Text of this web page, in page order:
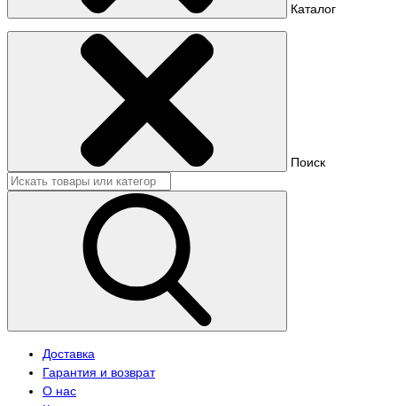
Каталог
Поиск
Доставка
Гарантия и возврат
О нас